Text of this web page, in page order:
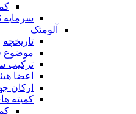
سرمایه
آلومتک
تاریخچه
موضوع
ترکیب
اعضا
ارکان
کمیته